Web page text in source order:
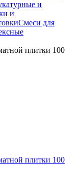
и
и
Смеси для
плитки 100